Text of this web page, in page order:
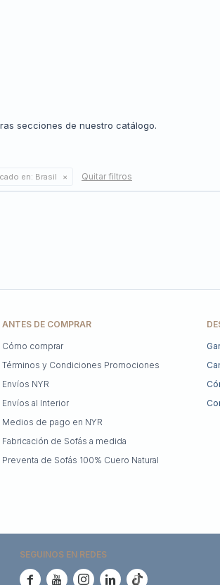
secciones de nuestro catálogo.
en: Brasil Quitar filtros
ANTES DE COMPRAR
Cómo comprar
Términos y Condiciones Promociones
Envíos NYR
Envíos al Interior
Medios de pago en NYR
Fabricación de Sofás a medida
Preventa de Sofás 100% Cuero Natural
SEGUINOS EN REDES
    